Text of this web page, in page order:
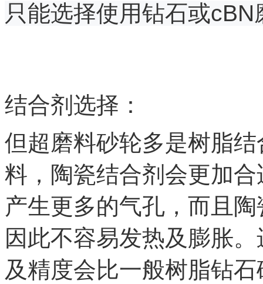
只能选择使用钻石或cBN
结合剂选择：
但超磨料砂轮多是树脂
料，陶瓷结合剂会更加
产生更多的气孔，而且
因此不容易发热及膨胀
及精度会比一般树脂钻